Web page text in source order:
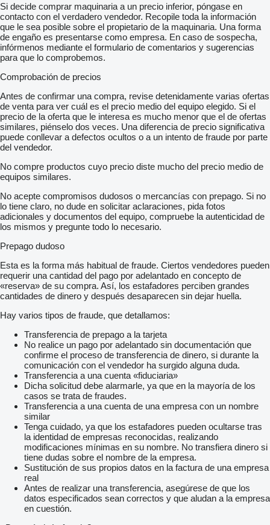
Si decide comprar maquinaria a un precio inferior, póngase en
contacto con el verdadero vendedor. Recopile toda la información
que le sea posible sobre el propietario de la maquinaria. Una forma
de engaño es presentarse como empresa. En caso de sospecha,
infórmenos mediante el formulario de comentarios y sugerencias
para que lo comprobemos.
Comprobación de precios
Antes de confirmar una compra, revise detenidamente varias ofertas
de venta para ver cuál es el precio medio del equipo elegido. Si el
precio de la oferta que le interesa es mucho menor que el de ofertas
similares, piénselo dos veces. Una diferencia de precio significativa
puede conllevar a defectos ocultos o a un intento de fraude por parte
del vendedor.
No compre productos cuyo precio diste mucho del precio medio de
equipos similares.
No acepte compromisos dudosos o mercancías con prepago. Si no
lo tiene claro, no dude en solicitar aclaraciones, pida fotos
adicionales y documentos del equipo, compruebe la autenticidad de
los mismos y pregunte todo lo necesario.
Prepago dudoso
Esta es la forma más habitual de fraude. Ciertos vendedores pueden
requerir una cantidad del pago por adelantado en concepto de
«reserva» de su compra. Así, los estafadores perciben grandes
cantidades de dinero y después desaparecen sin dejar huella.
Hay varios tipos de fraude, que detallamos:
Transferencia de prepago a la tarjeta
No realice un pago por adelantado sin documentación que
confirme el proceso de transferencia de dinero, si durante la
comunicación con el vendedor ha surgido alguna duda.
Transferencia a una cuenta «fiduciaria»
Dicha solicitud debe alarmarle, ya que en la mayoría de los
casos se trata de fraudes.
Transferencia a una cuenta de una empresa con un nombre
similar
Tenga cuidado, ya que los estafadores pueden ocultarse tras
la identidad de empresas reconocidas, realizando
modificaciones mínimas en su nombre. No transfiera dinero si
tiene dudas sobre el nombre de la empresa.
Sustitución de sus propios datos en la factura de una empresa
real
Antes de realizar una transferencia, asegúrese de que los
datos especificados sean correctos y que aludan a la empresa
en cuestión.